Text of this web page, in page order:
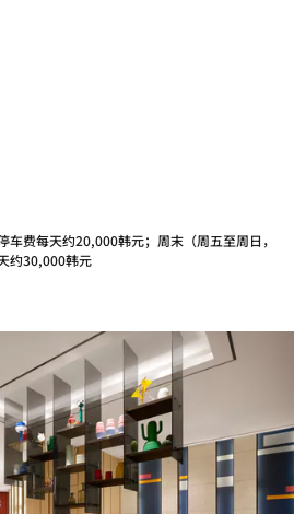
车费每天约20,000韩元；周末（周五至周日，
约30,000韩元